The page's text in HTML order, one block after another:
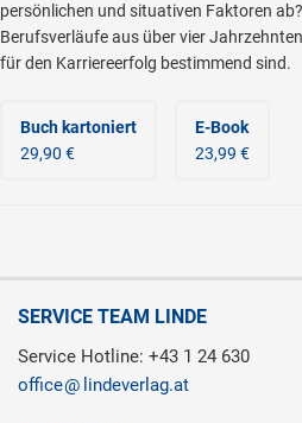
persönlichen und situativen Faktoren
Berufsverläufe aus über vier
für den Karriereerfolg bestimmend sind.
Buch kartoniert
29,90 €
E-Book
23,99 €
SERVICE TEAM LINDE
Service Hotline: +43 1 24 630
office
lindeverlag.at